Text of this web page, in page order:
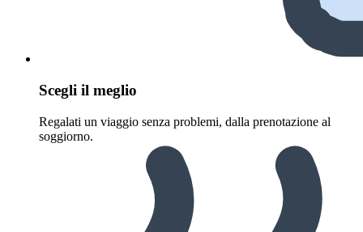
Scegli il meglio
Regalati un viaggio senza problemi, dalla prenotazione al
soggiorno.